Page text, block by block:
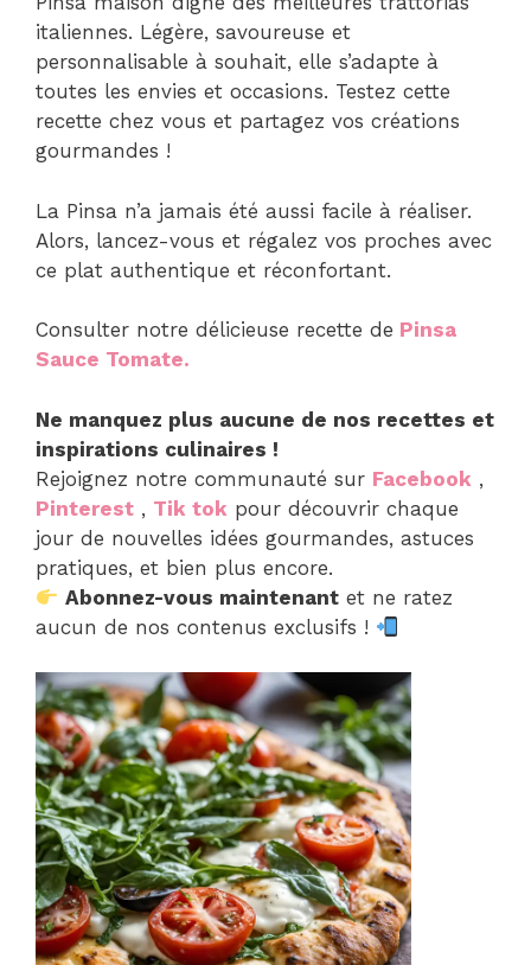
italiennes. Légère, savoureuse et
personnalisable à souhait, elle s’adapte à
toutes les envies et occasions. Testez cette
recette chez vous et partagez vos créations
gourmandes !
La Pinsa n’a jamais été aussi facile à réaliser.
Alors, lancez-vous et régalez vos proches avec
ce plat authentique et réconfortant.
Consulter notre délicieuse recette de Pinsa
Sauce Tomate.
Ne manquez plus aucune de nos recettes et
inspirations culinaires !
Rejoignez notre communauté sur Facebook ,
Pinterest , Tik tok pour découvrir chaque
jour de nouvelles idées gourmandes, astuces
pratiques, et bien plus encore.
Abonnez-vous maintenant et ne ratez
aucun de nos contenus exclusifs !